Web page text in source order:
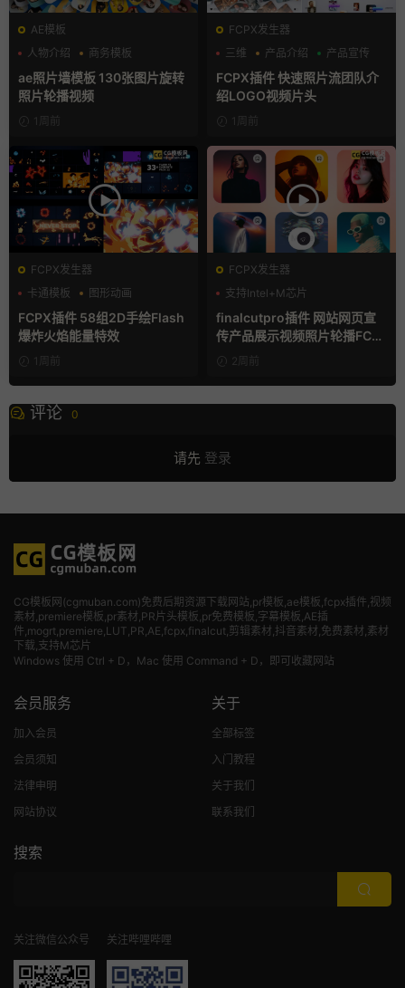
AE模板
人物介绍
商务模板
幻灯片
ae照片墙模板 130张图片旋转
照片轮播视频
1周前
FCPX发生器
三维
产品介绍 产品宣传
FCPX插件 快速照片流团队介
绍LOGO视频片头
1周前
FCPX发生器
卡通模板
图形动画
手绘风
FCPX插件 58组2D手绘Flash
爆炸火焰能量特效
1周前
FCPX发生器
支持Intel+M芯片
finalcutpro插件 网站网页宣
传产品展示视频照片轮播FCP
X插件2周前
评论 0
请先 登录
CG模板网(cgmuban.com)免费后期资源下载网站,pr模板,ae模板,fcpx插件,视频
素材 ,premiere模板,pr素材,PR片头模板,pr免费模板,字幕模板,AE插
件,mogrt,premiere,LUT,PR,AE,fcpx,finalcut,剪辑素材,抖音素材,免费素材,素材
下载,支持M芯片
Windows 使用 Ctrl + D，Mac 使用 Command + D，即可收藏网站
会员服务
加入会员
会员须知
法律申明
网站协议
关于
全部标签
入门教程
关于我们
联系我们
搜索
关注微信公众号 关注哔哩哔哩